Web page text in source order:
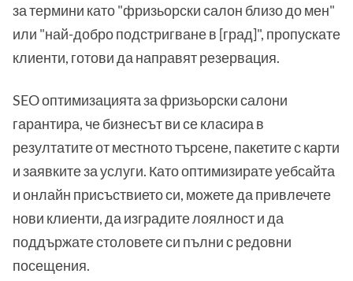
за термини като "фризьорски салон близо до мен"
или "най-добро подстригване в [град]", пропускате
клиенти, готови да направят резервация.
SEO оптимизацията за фризьорски салони
гарантира, че бизнесът ви се класира в
резултатите от местното търсене, пакетите с карти
и заявките за услуги. Като оптимизирате уебсайта
и онлайн присъствието си, можете да привлечете
нови клиенти, да изградите лоялност и да
поддържате столовете си пълни с редовни
посещения.